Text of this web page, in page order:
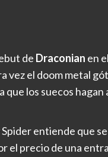
de Draconian en
vez el doom metal
los suecos hagan
entiende que
el precio de una